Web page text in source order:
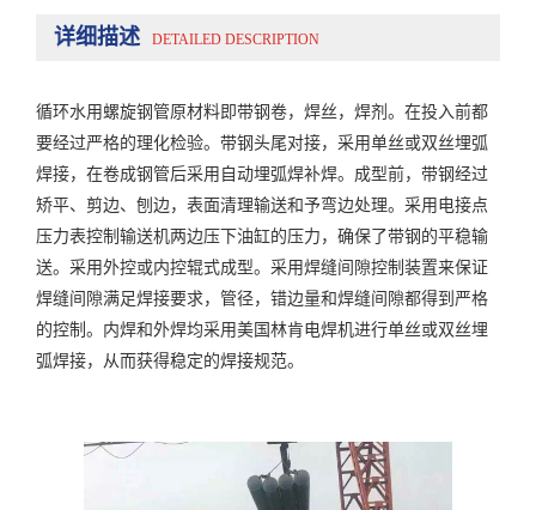
详细描述 DETAILED DESCRIPTION
循环水用螺旋钢管原材料即带钢卷，焊丝，焊剂。在投入前都
要经过严格的理化检验。带钢头尾对接，采用单丝或双丝埋弧
焊接，在卷成钢管后采用自动埋弧焊补焊。成型前，带钢经过
矫平、剪边、刨边，表面清理输送和予弯边处理。采用电接点
压力表控制输送机两边压下油缸的压力，确保了带钢的平稳输
送。采用外控或内控辊式成型。采用焊缝间隙控制装置来保证
焊缝间隙满足焊接要求，管径，错边量和焊缝间隙都得到严格
的控制。内焊和外焊均采用美国林肯电焊机进行单丝或双丝埋
弧焊接，从而获得稳定的焊接规范。